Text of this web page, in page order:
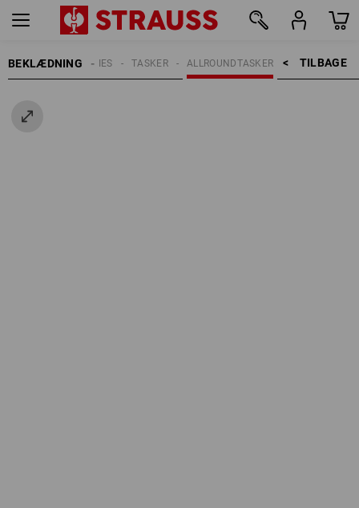
BEKLÆDNING TILBAGE    >
ALLROUNDTASKER
TASKER
ACCESSORIES